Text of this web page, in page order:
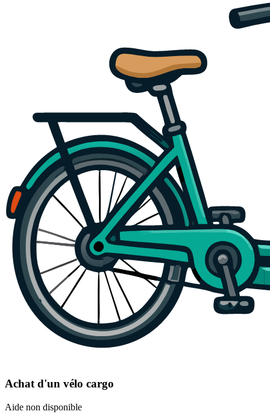
Achat d'un vélo cargo
Aide non disponible